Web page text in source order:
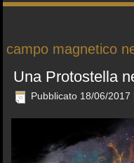
campo magnetico
Una Protostella
Pubblicato 18/06/2017